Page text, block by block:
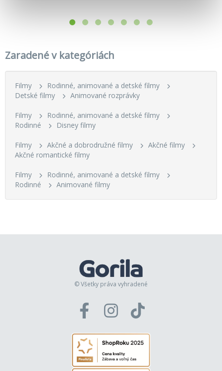
Zaradené v kategóriách
Filmy
Rodinné, animované a detské filmy
Detské filmy
Animované rozprávky
Filmy
Rodinné, animované a detské filmy
Rodinné
Disney filmy
Filmy Akčné a dobrodružné filmy
Akčné filmy
Akčné romantické filmy
Filmy
Rodinné, animované a detské filmy
Rodinné
Animované filmy
© Všetky práva vyhradené